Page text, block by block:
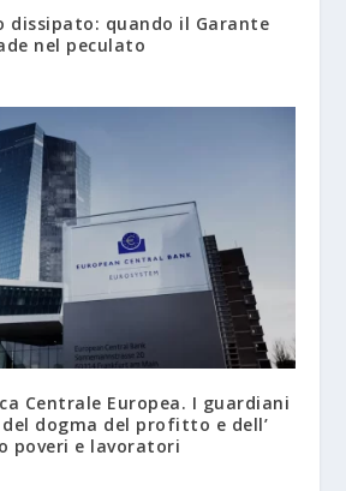
dissipato: quando il Garante
nel peculato
Centrale Europea. I guardiani
dogma del profitto e dell’
poveri e lavoratori